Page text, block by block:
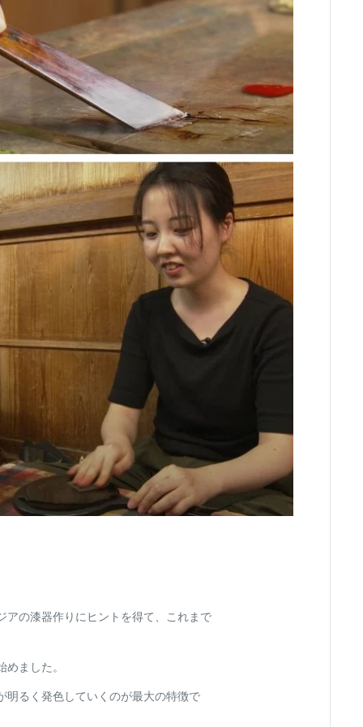
の漆器作りにヒントを得て、これまで
ました。
明るく発色していくのが最大の特徴で